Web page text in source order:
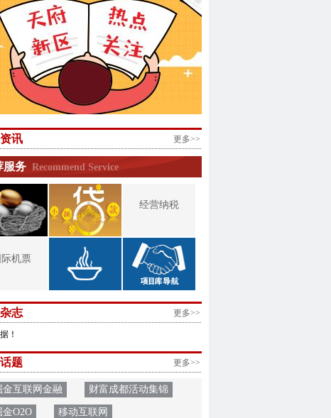
更多>>
讯
服务 Recommend Service
经营纳税
际机票
更多>>
志
！
更多>>
题
金互联网金融 财富成都活动集锦
金O2O 移动互联网